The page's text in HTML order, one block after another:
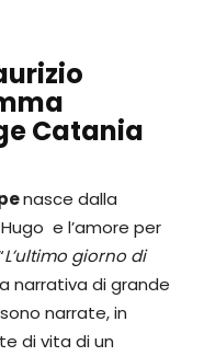
Catania
nasce dalla
e l’amore per
L’ultimo giorno di
narrativa di grande
narrate, in
di vita di un